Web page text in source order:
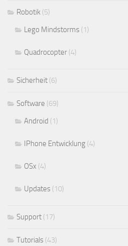
Robotik (5)
Lego Mindstorms (1)
Quadrocopter (4)
Sicherheit (6)
Software (69)
Android (1)
IPhone Entwicklung (4)
OSx (4)
Updates (10)
Support (17)
Tutorials (43)